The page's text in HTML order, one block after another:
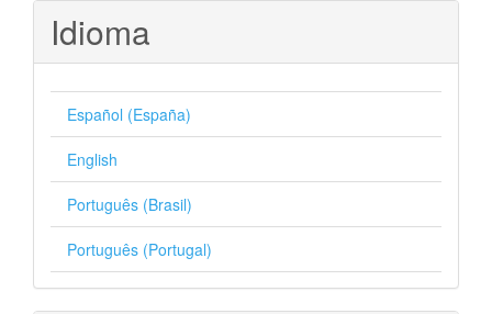
Idioma
Español (España)
English
Português (Brasil)
Português (Portugal)